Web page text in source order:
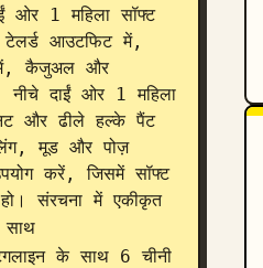
ओर 1 महिला सॉफ्ट
आउटफिट में,
में, कैजुअल और
नीचे दाईं ओर 1 महिला
और ढीले हल्के पैंट
मूड और पोज़
करें, जिसमें सॉफ्ट
संरचना में एकीकृत
साथ
के साथ 6 चीनी